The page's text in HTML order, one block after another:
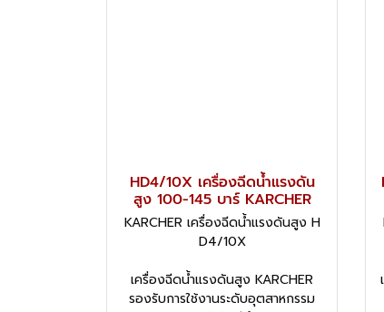
HD4/10X เครื่องฉีดน้ำแรงดัน
สูง 100-145 บาร์ KARCHER
KARCHER เครื่องฉีดน้ำแรงดันสูง H
D4/10X
เครื่องฉีดน้ำแรงดันสูง KARCHER
รองรับการใช้งานระดับอุตสาหกรรม